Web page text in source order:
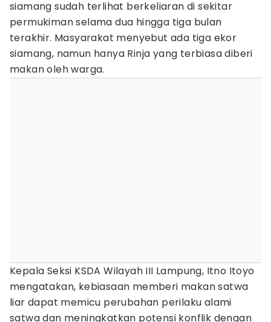
siamang sudah terlihat berkeliaran di sekitar
permukiman selama dua hingga tiga bulan
terakhir. Masyarakat menyebut ada tiga ekor
siamang, namun hanya Rinja yang terbiasa diberi
makan oleh warga.
Kepala Seksi KSDA Wilayah III Lampung, Itno Itoyo
mengatakan, kebiasaan memberi makan satwa
liar dapat memicu perubahan perilaku alami
satwa dan meningkatkan potensi konflik dengan